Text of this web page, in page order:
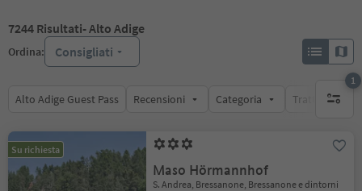
7244 Risultati- Alto Adige
Ordina: Consigliati
Alto Adige Guest Pass Recensioni Categoria Trattamento
1
1 filtro
Su richiesta
Maso Hörmannhof
S. Andrea, Bressanone, Bressanone e dintorni